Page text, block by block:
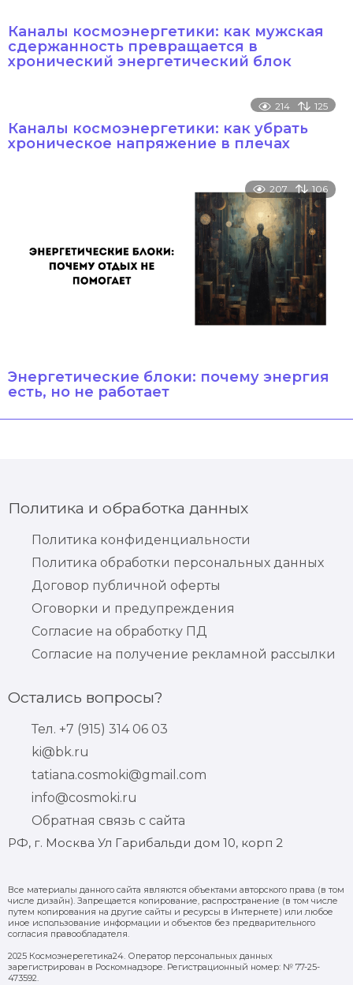
Каналы космоэнергетики: как мужская
сдержанность превращается в
хронический энергетический блок
214 125
Каналы космоэнергетики: как убрать
хроническое напряжение в плечах
207 106
Энергетические блоки: почему энергия
есть, но не работает
Политика и обработка данных
Политика конфиденциальности
Политика обработки персональных данных
Договор публичной оферты
Оговорки и предупреждения
Согласие на обработку ПД
Согласие на получение рекламной рассылки
Остались вопросы?
Тел. +7 (915) 314 06 03
ki@bk.ru
tatiana.cosmoki@gmail.com
info@cosmoki.ru
Обратная связь с сайта
РФ, г. Москва Ул Гарибальди дом 10, корп 2
Все материалы данного сайта являются объектами авторского права (в том
числе дизайн). Запрещается копирование, распространение (в том числе
путем копирования на другие сайты и ресурсы в Интернете) или любое
иное использование информации и объектов без предварительного
согласия правообладателя.
2025 Космоэнерегетика24. Оператор персональных данных
зарегистрирован в Роскомнадзоре. Регистрационный номер: № 77-25-
473592.